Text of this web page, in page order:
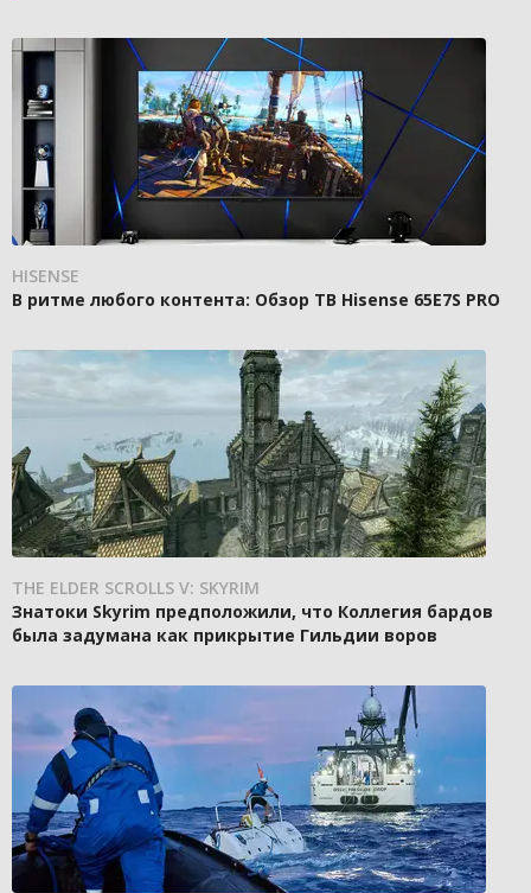
HISENSE
В ритме любого контента: Обзор ТВ Hisense 65E7S PRO
THE ELDER SCROLLS V: SKYRIM
Знатоки Skyrim предположили, что Коллегия бардов
была задумана как прикрытие Гильдии воров